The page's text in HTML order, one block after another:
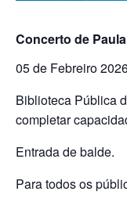
Concerto de
05 de Febreiro
Biblioteca Pública
completar
Entrada de balde.
Para todos os